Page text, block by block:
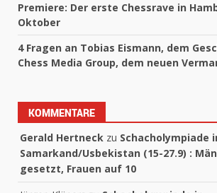
Premiere: Der erste Chessrave in
Oktober
4 Fragen an Tobias Eismann, dem
Chess Media Group, dem neuen
KOMMENTARE
Gerald Hertneck zu Schacholympiade
Samarkand/Usbekistan (15-27.9) :
gesetzt, Frauen auf 10